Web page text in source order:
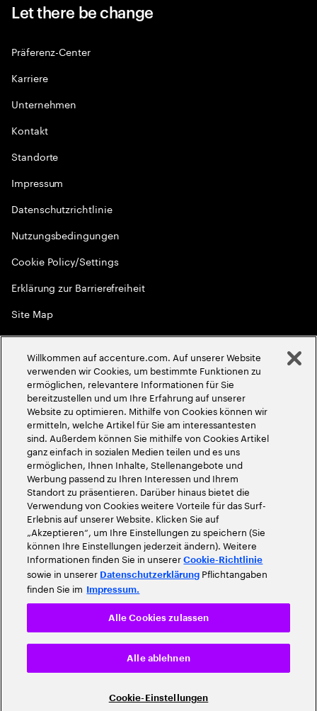
Let there be change
Präferenz-Center
Karriere
Unternehmen
Kontakt
Standorte
Impressum
Datenschutzrichtlinie
Nutzungsbedingungen
Cookie Policy/Settings
Erklärung zur Barrierefreiheit
Site Map
Menschenrechte
2026Accenture. Alle Rechte vorbehalten
Willkommen auf accenture.com. Auf unserer Website
verwenden wir Cookies, um bestimmte Funktionen zu
ermöglichen, relevantere Informationen für Sie
bereitzustellen und um Ihre Erfahrung auf unserer
Website zu optimieren. Mithilfe von Cookies können wir
ermitteln, welche Artikel für Sie am interessantesten
sind. Außerdem können Sie mithilfe von Cookies Artikel
ganz einfach in sozialen Medien teilen und es uns
ermöglichen, Ihnen Inhalte, Stellenangebote und
Werbung passend zu Ihren Interessen und Ihrem
Standort zu präsentieren. Darüber hinaus bietet die
Verwendung von Cookies weitere Vorteile für das Surf-
Erlebnis auf unserer Website. Klicken Sie auf
„Akzeptieren“, um Ihre Einstellungen zu speichern (Sie
können Ihre Einstellungen jederzeit ändern). Weitere
Informationen finden Sie in unsererCookie-Richtlinie
sowie in unserer Datenschutzerklärung Pflichtangaben
finden Sie im Impressum.
Cookie-Einstellungen
Alle ablehnen
Alle Cookies zulassen